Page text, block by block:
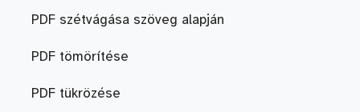
PDF szétvágása szöveg alapján
PDF tömörítése
PDF tükrözése